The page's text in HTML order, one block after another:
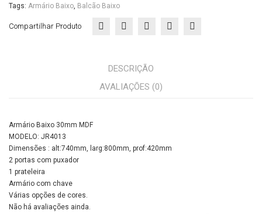
Tags: Armário Baixo, Balcão Baixo
Compartilhar Produto
DESCRIÇÃO
AVALIAÇÕES (0)
Armário Baixo 30mm MDF
MODELO: JR4013
Dimensões : alt:740mm, larg:800mm, prof:420mm
2 portas com puxador
1 prateleira
Armário com chave
Várias opções de cores.
Não há avaliações ainda.